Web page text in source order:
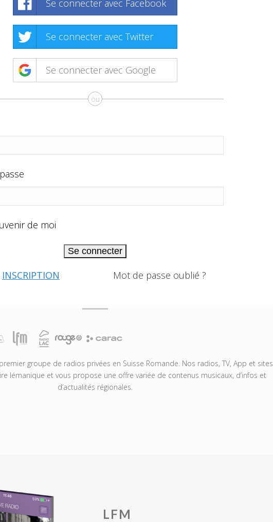
Se connecter avec Facebook
Se connecter avec Twitter
Se connecter avec Google
ou
de moi
Se connecter
INSCRIPTION Mot de passe oublié ?
groupe de radios privées en Suisse Romande. Nos radios, TV, App et sites
lémanique et vous propose une offre variée de contenus musicaux, d’infos et
d’actualités régionales.
LFM